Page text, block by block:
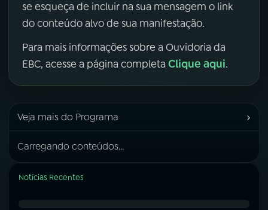
se esqueça de incluir na sua mensagem o link
do conteúdo alvo de sua manifestação.
Para mais informações sobre a Ouvidoria da
EBC, acesse a página completa Clique aqui.
Veja mais do Programa ›
Carregando conteúdos...
Notícias Recentes